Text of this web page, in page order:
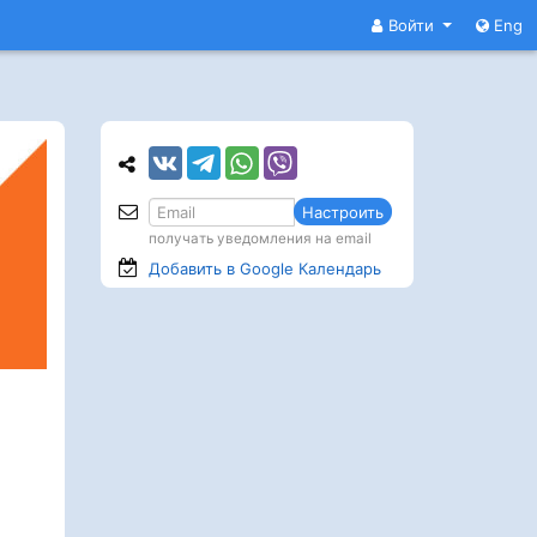
Войти Eng
Настроить
получать уведомления на email
Добавить в Google Календарь